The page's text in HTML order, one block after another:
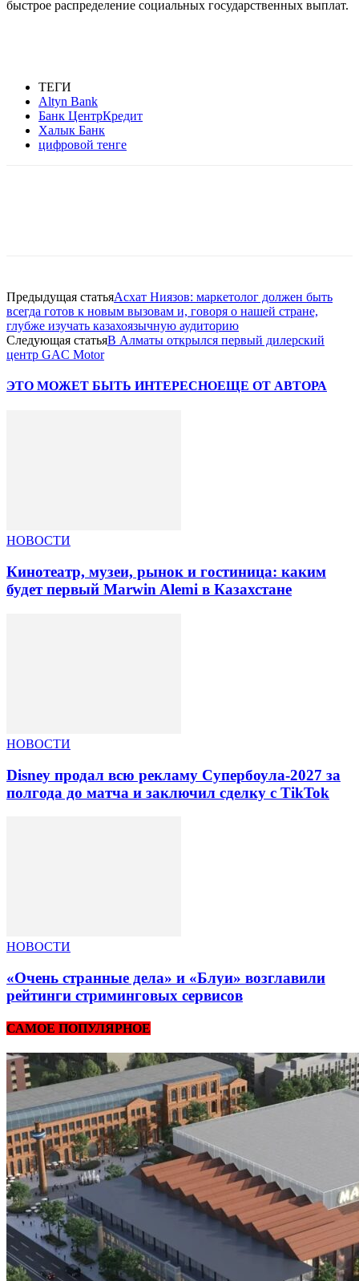
быстрое распределение социальных государственных выплат.
ТЕГИ
Altyn Bank
Банк ЦентрКредит
Халык Банк
цифровой тенге
Предыдущая статьяАсхат Ниязов: маркетолог должен быть
всегда готов к новым вызовам и, говоря о нашей стране,
глубже изучать казахоязычную аудиторию
Следующая статьяВ Алматы открылся первый дилерский
центр GAC Motor
ЭТО МОЖЕТ БЫТЬ ИНТЕРЕСНОЕЩЕ ОТ АВТОРА
НОВОСТИ
Кинотеатр, музеи, рынок и гостиница: каким
будет первый Marwin Alemi в Казахстане
НОВОСТИ
Disney продал всю рекламу Супербоула-2027 за
полгода до матча и заключил сделку с TikTok
НОВОСТИ
«Очень странные дела» и «Блуи» возглавили
рейтинги стриминговых сервисов
САМОЕ ПОПУЛЯРНОЕ